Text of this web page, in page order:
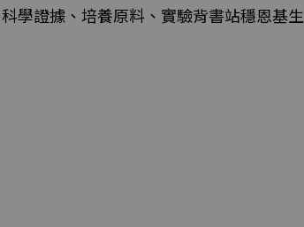
科學證據、培養原料、實驗背書站穩恩基生